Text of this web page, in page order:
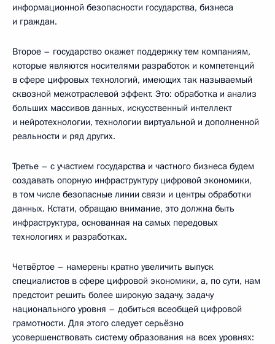
информационной безопасности государства, бизнеса
и граждан.
Второе – государство окажет поддержку тем компаниям,
которые являются носителями разработок и компетенций
в сфере цифровых технологий, имеющих так называемый
сквозной межотраслевой эффект. Это: обработка и анализ
больших массивов данных, искусственный интеллект
и нейротехнологии, технологии виртуальной и дополненной
реальности и ряд других.
Третье – с участием государства и частного бизнеса будем
создавать опорную инфраструктуру цифровой экономики,
в том числе безопасные линии связи и центры обработки
данных. Кстати, обращаю внимание, это должна быть
инфраструктура, основанная на самых передовых
технологиях и разработках.
Четвёртое – намерены кратно увеличить выпуск
специалистов в сфере цифровой экономики, а, по сути, нам
предстоит решить более широкую задачу, задачу
национального уровня – добиться всеобщей цифровой
грамотности. Для этого следует серьёзно
усовершенствовать систему образования на всех уровнях: